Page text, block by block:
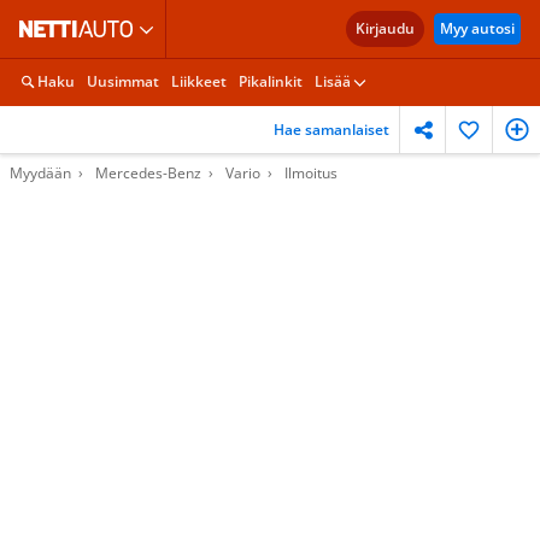
Kirjaudu Myy autosi
Haku Uusimmat Liikkeet Pikalinkit Lisää
Hae samanlaiset
Myydään Mercedes-Benz Vario Ilmoitus